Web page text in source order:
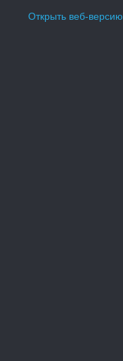
Открыть веб-версию